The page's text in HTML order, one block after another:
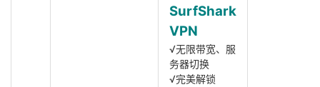
SurfShark
VPN
√无限带宽、服
务器切换
√完美解锁